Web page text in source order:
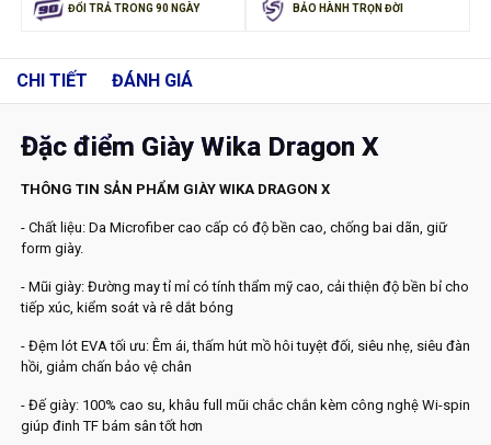
ĐỔI TRẢ TRONG 90 NGÀY BẢO HÀNH TRỌN ĐỜI
CHI TIẾT ĐÁNH GIÁ
Đặc điểm Giày Wika Dragon X
THÔNG TIN SẢN PHẨM GIÀY WIKA DRAGON X
- Chất liệu: Da Microfiber cao cấp có độ bền cao, chống bai dãn, giữ
form giày.
- Mũi giày: Đường may tỉ mỉ có tính thẩm mỹ cao, cải thiện độ bền bỉ cho
tiếp xúc, kiểm soát và rê dắt bóng
- Đệm lót EVA tối ưu: Êm ái, thấm hút mồ hôi tuyệt đối, siêu nhẹ, siêu đàn
hồi, giảm chấn bảo vệ chân
- Đế giày: 100% cao su, khâu full mũi chắc chắn kèm công nghệ Wi-spin
giúp đinh TF bám sân tốt hơn